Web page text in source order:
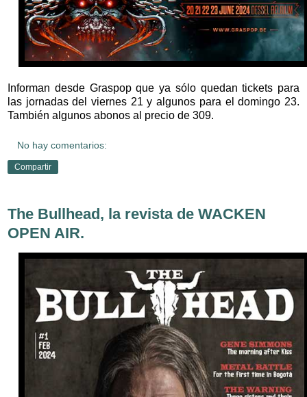
Informan desde Graspop que ya sólo quedan tickets para
las jornadas del viernes 21 y algunos para el domingo 23.
También algunos abonos al precio de 309.
No hay comentarios:
Compartir
The Bullhead, la revista de WACKEN
OPEN AIR.